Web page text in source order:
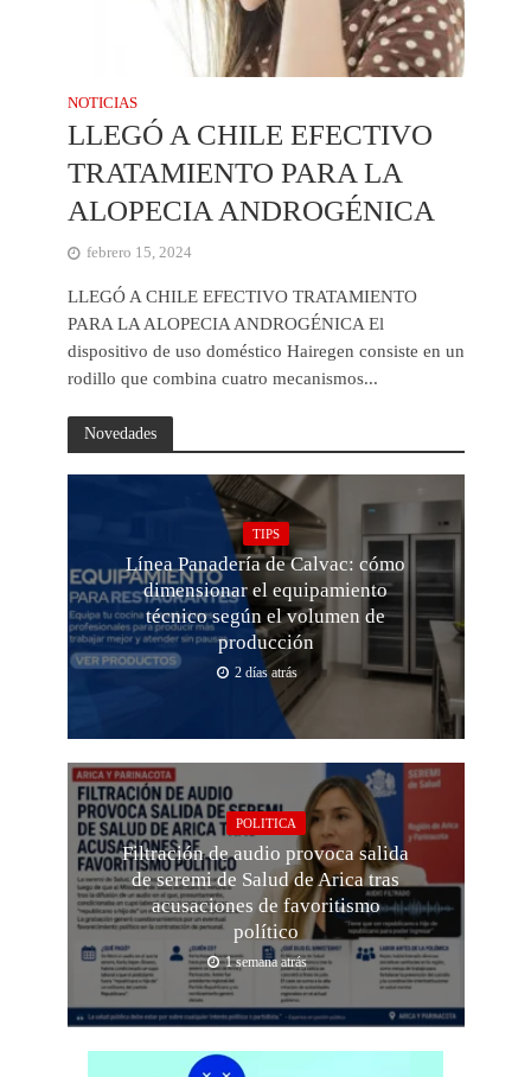
NOTICIAS
LLEGÓ A CHILE EFECTIVO
TRATAMIENTO PARA LA
ALOPECIA ANDROGÉNICA
febrero 15, 2024
LLEGÓ A CHILE EFECTIVO TRATAMIENTO
PARA LA ALOPECIA ANDROGÉNICA El
dispositivo de uso doméstico Hairegen consiste en un
rodillo que combina cuatro mecanismos...
Novedades
TIPS
Línea Panadería de Calvac: cómo
dimensionar el equipamiento
técnico según el volumen de
producción
2 días atrás
POLITICA
Filtración de audio provoca salida
de seremi de Salud de Arica tras
acusaciones de favoritismo
político
1 semana atrás